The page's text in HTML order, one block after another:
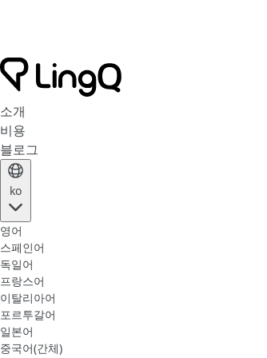
소개
비용
블로그
ko
영어
스페인어
독일어
프랑스어
이탈리아어
포르투갈어
일본어
중국어(간체)